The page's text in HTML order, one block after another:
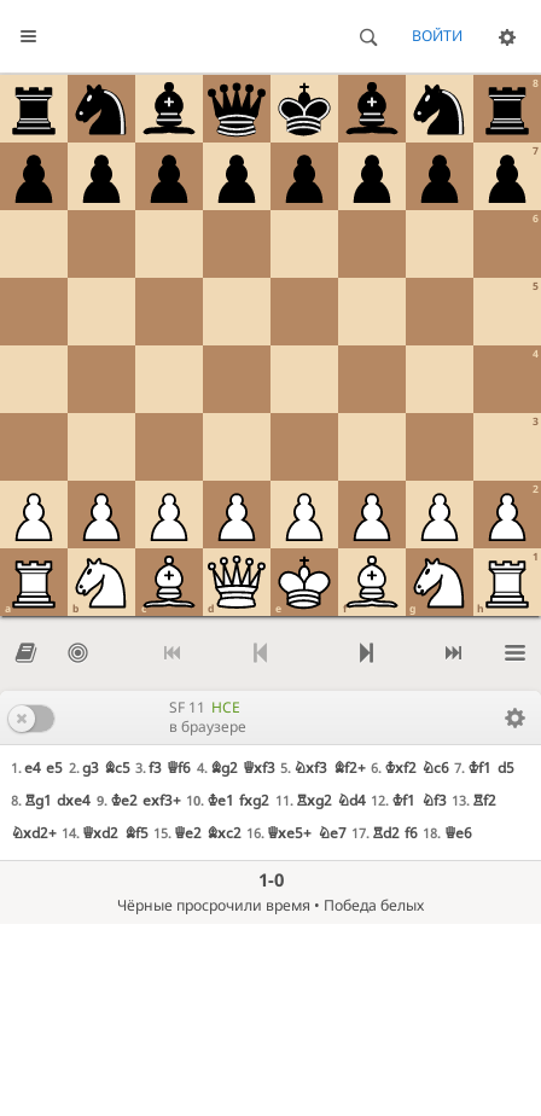
ВОЙТИ
1
2
3
4
5
6
7
8
a b c d e f g h
SF 11 HCE
в браузере
1.e4 e5 2.g3 Bc5 3.f3 Qf6 4. Bg2 Qxf3 5. Nxf3 Bf2+ 6. Kxf2 Nc6 7. Kf1 d5
8. Rg1 dxe4 9. Ke2 exf3+ 10. Ke1 fxg2 11. Rxg2 Nd4 12. Kf1 Nf3 13. Rf2
Nxd2+ 14. Qxd2 Bf5 15. Qe2 Bxc2 16. Qxe5+ Ne7 17. Rd2 f6 18. Qe6
1-0
Чёрные просрочили время • Победа белых